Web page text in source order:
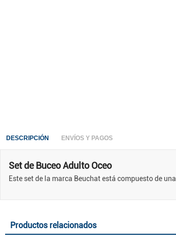
DESCRIPCIÓN ENVÍOS Y PAGOS
Set de Buceo Adulto Oceo
Este set de la marca Beuchat está compuesto de una
Productos relacionados